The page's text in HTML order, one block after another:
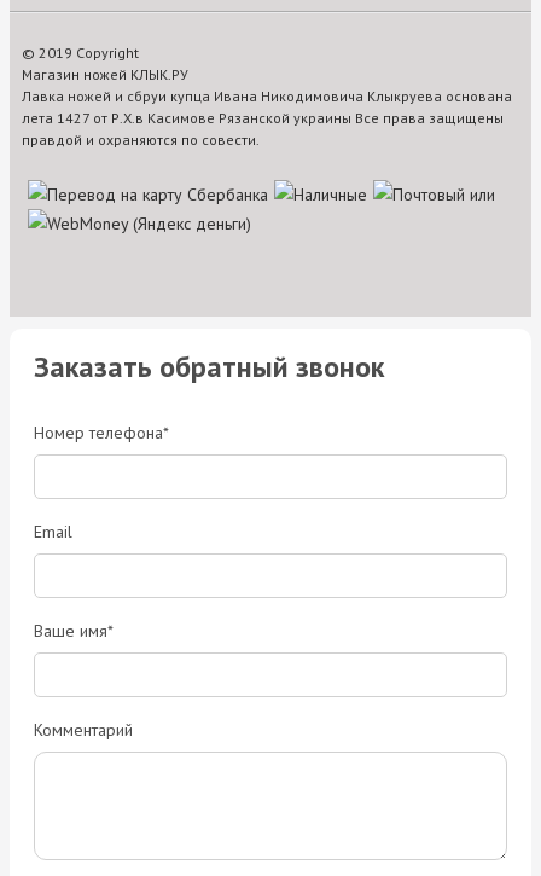
© 2019 Copyright
Магазин ножей КЛЫК.РУ
Лавка ножей и сбруи купца Ивана Никодимовича Клыкруева основана
лета 1427 от Р.Х.в Касимове Рязанской украины Все права защищены
правдой и охраняются по совести.
Заказать обратный звонок
Номер телефона*
Email
Ваше имя*
Комментарий